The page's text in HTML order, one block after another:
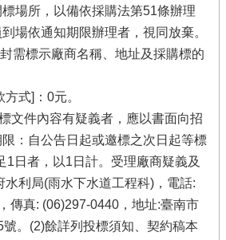
場所，以備依採購法第51條辦理
場依通知期限辦理者，視同放棄。
需標示廠商名稱、地址及採購標的
式]：0元。
文件內容有疑義者，應以書面向招
：自公告日起或邀標之次日起等標
1日者，以1日計。受理廠商疑義及
水利局(雨水下水道工程科)，電話:
傳真: (06)297-0440，地址:臺南市
。(2)餘詳列投標須知、契約稿本